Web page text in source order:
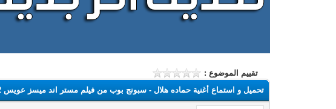
تقييم الموضوع :
تحميل و استماع أغنية حماده هلال - سبونج بوب من فيلم مستر اند ميسز عويس 2012